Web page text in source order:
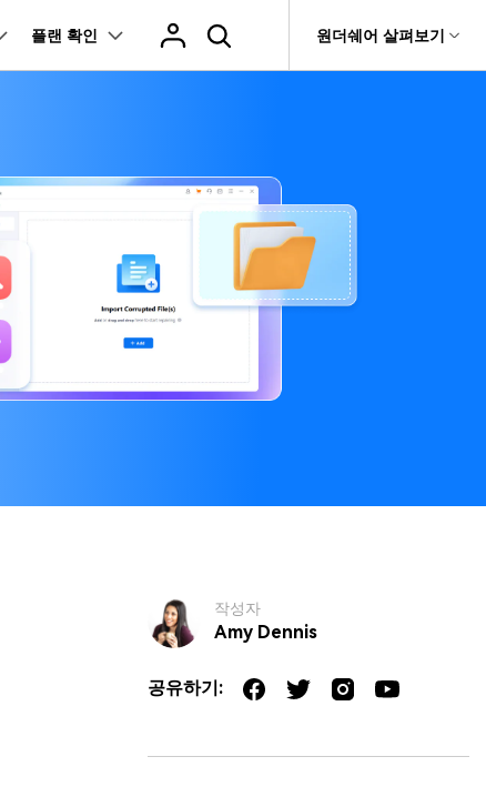
, 사진 등 복구
리
회사 소개
뉴스룸
플랜 및 가격
Dr.Fone
움말 센터 원더쉐어 살펴보기
관련 제품
UBackit - 데이터 백업
반기 리포트
상 및 복구 기술에 대한 인사이트
랭킹
데이터 백업
플랜 확인
이메일 복구 솔루션
작성자
Amy Dennis
공유하기: